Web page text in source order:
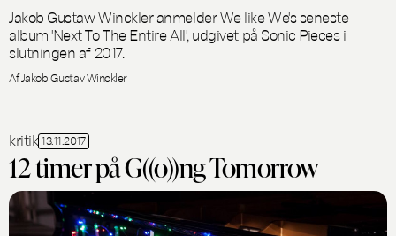
Jakob Gustaw Winckler anmelder We like We's seneste
album 'Next To The Entire All', udgivet på Sonic Pieces i
slutningen af 2017.
Af Jakob Gustav Winckler
kritik 13.11.2017
12 timer på G((o))ng Tomorrow